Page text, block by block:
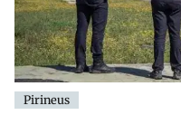
Pirineus